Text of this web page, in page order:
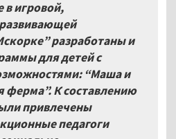
в игровой,
разработаны и
для детей с
“Маша и
ферма”. К составлению
привлечены
педагоги